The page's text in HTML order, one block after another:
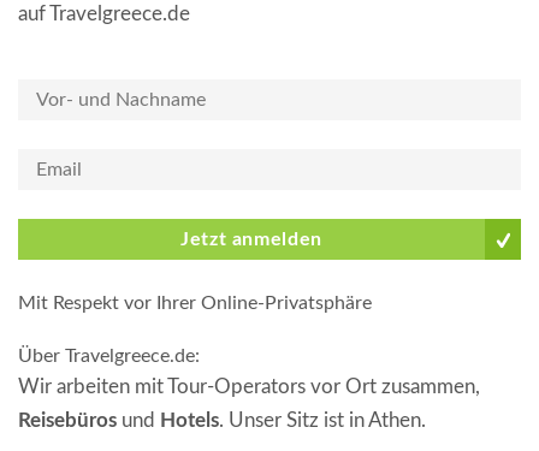
auf Travelgreece.de
Jetzt anmelden
Mit Respekt vor Ihrer Online-Privatsphäre
Über Travelgreece.de:
Wir arbeiten mit Tour-Operators vor Ort zusammen,
Reisebüros und Hotels. Unser Sitz ist in Athen.